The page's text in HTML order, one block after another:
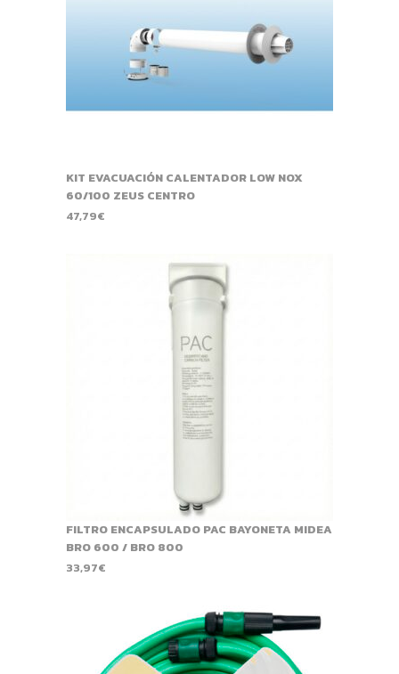
KIT EVACUACIÓN CALENTADOR LOW NOX
60/100 ZEUS CENTRO
47,79€
FILTRO ENCAPSULADO PAC BAYONETA MIDEA
BRO 600 / BRO 800
33,97€